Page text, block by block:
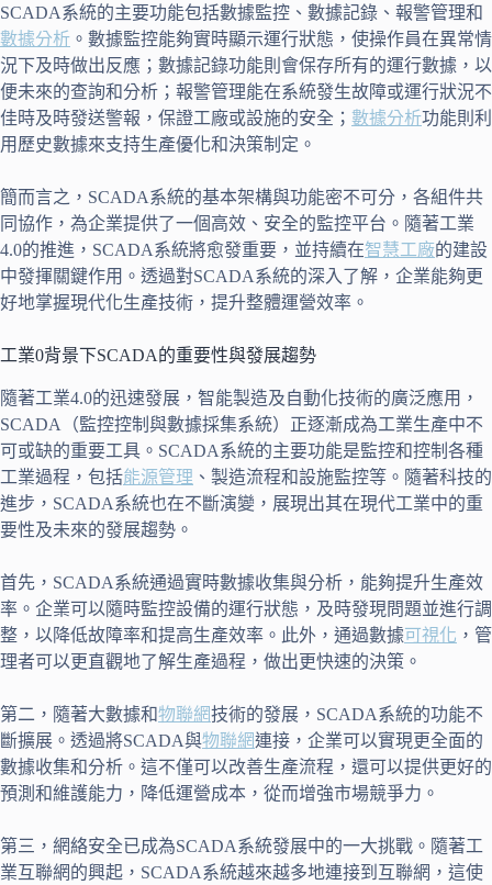
SCADA系統的主要功能包括數據監控、數據記錄、報警管理和
數據分析 。數據監控能夠實時顯示運行狀態，使操作員在異常情
況下及時做出反應；數據記錄功能則會保存所有的運行數據，以
便未來的查詢和分析；報警管理能在系統發生故障或運行狀況不
佳時及時發送警報，保證工廠或設施的安全； 數據分析功能則利
用歷史數據來支持生產優化和決策制定。
簡而言之，SCADA系統的基本架構與功能密不可分，各組件共
同協作，為企業提供了一個高效、安全的監控平台。隨著工業
4.0的推進，SCADA系統將愈發重要，並持續在智慧工廠的建設
中發揮關鍵作用。透過對SCADA系統的深入了解，企業能夠更
好地掌握現代化生產技術，提升整體運營效率。
工業0背景下SCADA的重要性與發展趨勢
隨著工業4.0的迅速發展，智能製造及自動化技術的廣泛應用，
SCADA（監控控制與數據採集系統）正逐漸成為工業生產中不
可或缺的重要工具。SCADA系統的主要功能是監控和控制各種
工業過程，包括能源管理 、製造流程和設施監控等。隨著科技的
進步，SCADA系統也在不斷演變，展現出其在現代工業中的重
要性及未來的發展趨勢。
首先，SCADA系統通過實時數據收集與分析，能夠提升生產效
率。企業可以隨時監控設備的運行狀態，及時發現問題並進行調
整，以降低故障率和提高生產效率。此外，通過數據可視化 ，管
理者可以更直觀地了解生產過程，做出更快速的決策。
第二，隨著大數據和物聯網技術的發展，SCADA系統的功能不
斷擴展。透過將SCADA與物聯網連接，企業可以實現更全面的
數據收集和分析。這不僅可以改善生產流程，還可以提供更好的
預測和維護能力，降低運營成本，從而增強市場競爭力。
第三，網絡安全已成為SCADA系統發展中的一大挑戰。隨著工
業互聯網的興起，SCADA系統越來越多地連接到互聯網，這使